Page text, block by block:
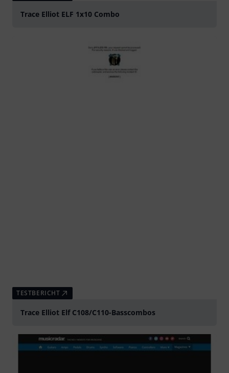
Trace Elliot ELF 1x10 Combo
TESTBERICHT
Trace Elliot Elf C108/C110-Basscombos